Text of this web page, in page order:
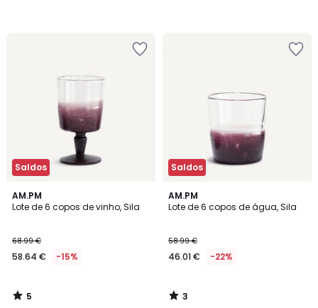
Saldos
AM.PM
Lote de 6 copos de vinho, Sila
68.99 €
58.64 € -15%
5
/
5
/
Saldos
AM.PM
Lote de 6 copos de água, Sila
58.99 €
46.01 € -22%
3
/
3
/